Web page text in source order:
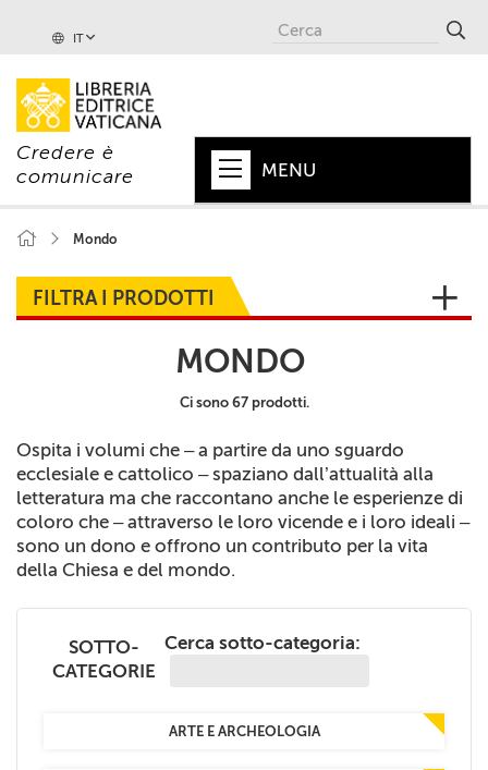
IT
Credere è
comunicare
MENU
PAPA
+
VATICANO
CHIESA
MONDO
COLLANE
+
RIVISTE
CEI
Mondo
FILTRA I PRODOTTI
MONDO
Ci sono 67 prodotti.
Ospita i volumi che – a partire da uno sguardo
ecclesiale e cattolico – spaziano dall’attualità alla
letteratura ma che raccontano anche le esperienze di
coloro che – attraverso le loro vicende e i loro ideali –
sono un dono e offrono un contributo per la vita
della Chiesa e del mondo.
SOTTO-
CATEGORIE
Cerca sotto-categoria:
ARTE E ARCHEOLOGIA